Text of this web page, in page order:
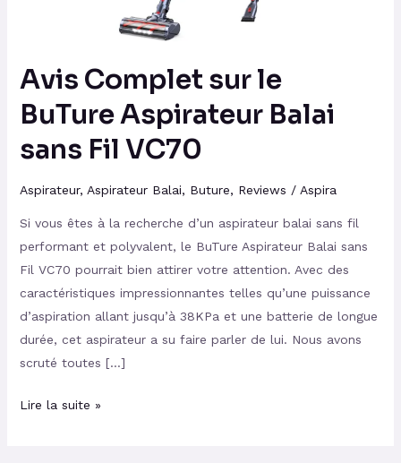
Avis Complet sur le
BuTure Aspirateur Balai
sans Fil VC70
Aspirateur, Aspirateur Balai, Buture, Reviews / Aspira
Si vous êtes à la recherche d’un aspirateur balai sans fil
performant et polyvalent, le BuTure Aspirateur Balai sans
Fil VC70 pourrait bien attirer votre attention. Avec des
caractéristiques impressionnantes telles qu’une puissance
d’aspiration allant jusqu’à 38KPa et une batterie de longue
durée, cet aspirateur a su faire parler de lui. Nous avons
scruté toutes […]
Lire la suite »